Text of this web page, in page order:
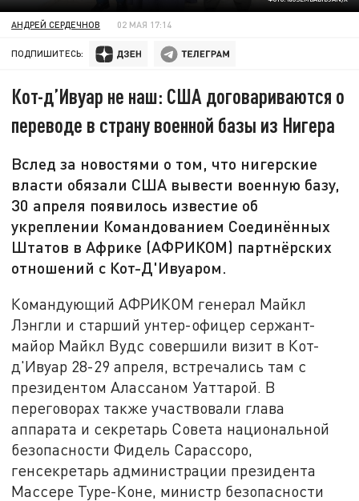
АНДРЕЙ СЕРДЕЧНОВ 02 МАЯ 17:14
ПОДПИШИТЕСЬ:
Кот-д’Ивуар не наш: США договариваются о
переводе в страну военной базы из Нигера
Вслед за новостями о том, что нигерские
власти обязали США вывести военную базу,
30 апреля появилось известие об
укреплении Командованием Соединённых
Штатов в Африке (АФРИКОМ) партнёрских
отношений с Кот-Д'Ивуаром.
Командующий АФРИКОМ генерал Майкл
Лэнгли и старший унтер-офицер сержант-
майор Майкл Вудс совершили визит в Кот-
д'Ивуар 28-29 апреля, встречались там с
президентом Алассаном Уаттарой. В
переговорах также участвовали глава
аппарата и секретарь Совета национальной
безопасности Фидель Сарассоро,
генсекретарь администрации президента
Массере Туре-Коне, министр безопасности